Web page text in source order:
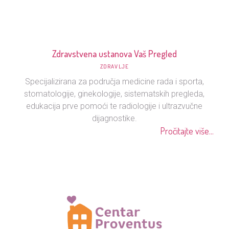
Zdravstvena ustanova Vaš Pregled
ZDRAVLJE
Specijalizirana za područja medicine rada i sporta,
stomatologije, ginekologije, sistematskih pregleda,
edukacija prve pomoći te radiologije i ultrazvučne
dijagnostike.
Pročitajte više...